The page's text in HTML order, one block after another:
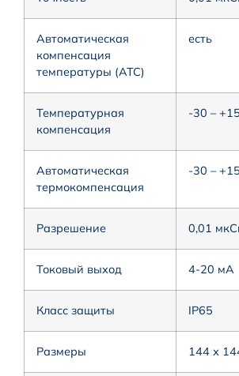
Автоматическая
компенсация
температуры (АТС)
есть
Температурная
компенсация
-30 –
Автоматическая
термокомпенсация
-30 –
Разрешение 0,01
Токовый выход 4-20 мА
Класс защиты IP65
Размеры 144 х